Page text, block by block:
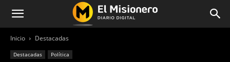
Inicio Destacadas
Destacadas Política